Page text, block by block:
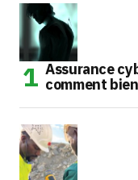
Assurance
comment